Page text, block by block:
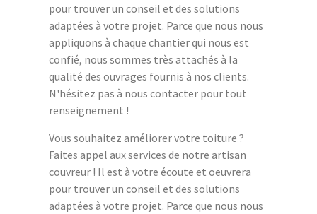
pour trouver un conseil et des solutions
adaptées à votre projet. Parce que nous nous
appliquons à chaque chantier qui nous est
confié, nous sommes très attachés à la
qualité des ouvrages fournis à nos clients.
N'hésitez pas à nous contacter pour tout
renseignement !
Vous souhaitez améliorer votre toiture ?
Faites appel aux services de notre artisan
couvreur ! Il est à votre écoute et oeuvrera
pour trouver un conseil et des solutions
adaptées à votre projet. Parce que nous nous